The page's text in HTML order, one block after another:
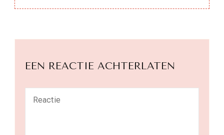
EEN REACTIE ACHTERLATEN